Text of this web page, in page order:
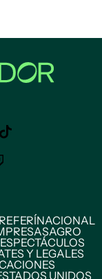
REFERÍNACIONAL
AGRO
Y LEGALES
UNIDOS